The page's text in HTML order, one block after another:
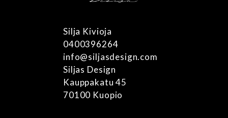
Silja Kivioja
0400396264
info@siljasdesign.com
Siljas Design
Kauppakatu 45
70100 Kuopio